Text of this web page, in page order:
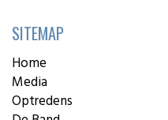
SITEMAP
Home
Media
Optredens